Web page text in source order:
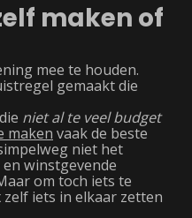
maken of
mee te houden.
gemaakt die
niet al te veel budget
maken vaak de beste
niet het
winstgevende
om toch iets te
iets in elkaar zetten